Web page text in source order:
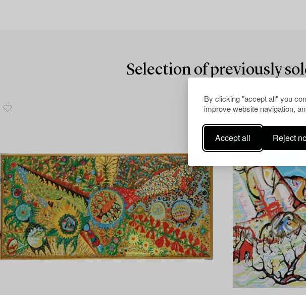
By clicking "accept all" you
improve website navigation,
Accept all Reject
Selection of previously